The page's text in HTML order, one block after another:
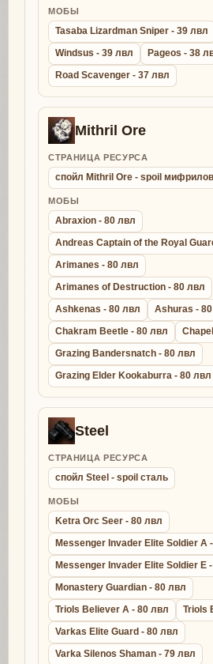
МОБЫ
Tasaba Lizardman Sniper - 39 лвл
Windsus - 39 лвл
Pageos - 38
Road Scavenger - 37 лвл
Mithril Ore
СТРАНИЦА РЕСУРСА
спойл Mithril Ore - spoil
МОБЫ
Abraxion - 80 лвл
Andreas Captain of the Royal
Arimanes - 80 лвл
Arimanes of Destruction - 80 лвл
Ashkenas - 80 лвл
Ashuras -
Chakram Beetle - 80 лвл
Grazing Bandersnatch - 80 лвл
Grazing Elder Kookaburra - 80 лвл
Steel
СТРАНИЦА РЕСУРСА
спойл Steel - spoil сталь
МОБЫ
Ketra Orc Seer - 80 лвл
Messenger Invader Elite Soldier A
Messenger Invader Elite Soldier E
Monastery Guardian - 80 лвл
Triols Believer A - 80 лвл
Triols
Varkas Elite Guard - 80 лвл
Varka Silenos Shaman - 79 лвл